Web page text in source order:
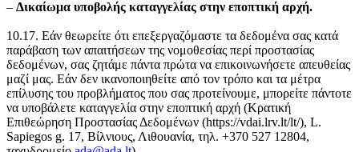
‒ Δικαίωμα υποβολής καταγγελίας στην εποπτική αρχή.
10.17. Εάν θεωρείτε ότι επεξεργαζόμαστε τα δεδομένα σας κατά
παράβαση των απαιτήσεων της νομοθεσίας περί προστασίας
δεδομένων, σας ζητάμε πάντα πρώτα να επικοινωνήσετε απευθείας
μαζί μας. Εάν δεν ικανοποιηθείτε από τον τρόπο και τα μέτρα
επίλυσης του προβλήματος που σας προτείνουμε, μπορείτε πάντοτε
να υποβάλετε καταγγελία στην εποπτική αρχή (Κρατική
Επιθεώρηση Προστασίας Δεδομένων (https://vdai.lrv.lt/lt/), L.
Sapiegos g. 17, Βίλνιους, Λιθουανία, τηλ. +370 527 12804,